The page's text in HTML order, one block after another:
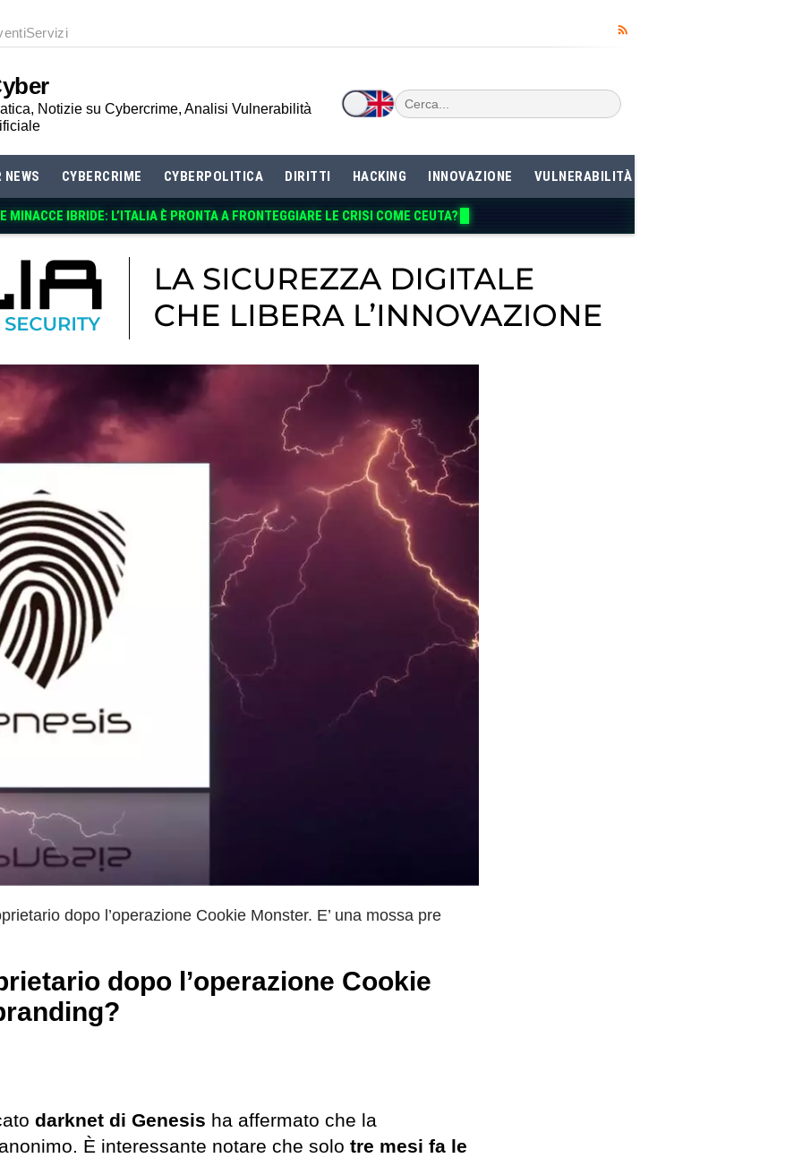
Servizi
Notizie su Cybercrime, Analisi Vulnerabilità
NEWS CYBERCRIME CYBERPOLITICA DIRITTI HACKING INNOVAZIONE VULNERABILITÀ
MINACCE IBRIDE: L’ITALIA È PRONTA A FRONTEGGIARE LE CRISI COME CEUTA?
dopo l’operazione Cookie Monster. E’ una mossa pre
dopo l’operazione Cookie
darknet di Genesis ha affermato che la
È interessante notare che solo tre mesi fa le